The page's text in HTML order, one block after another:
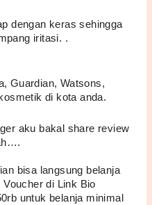
dengan keras sehingga
iritasi. .
Guardian, Watsons,
di kota anda.
aku bakal share review
bisa langsung belanja
di Link Bio
untuk belanja minimal